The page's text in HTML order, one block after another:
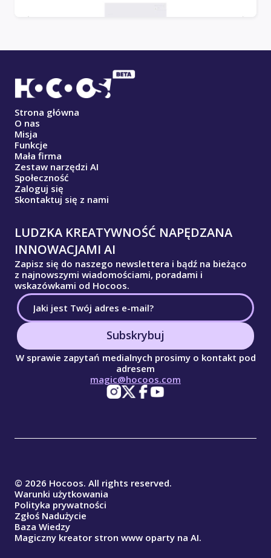
Strona główna
O nas
Misja
Funkcje
Mała firma
Zestaw narzędzi AI
Społeczność
Zaloguj się
Skontaktuj się z nami
LUDZKA KREATYWNOŚĆ NAPĘDZANA
INNOWACJAMI AI
Zapisz się do naszego newslettera i bądź na bieżąco
z najnowszymi wiadomościami, poradami i
wskazówkami od Hocoos.
Subskrybuj
W sprawie zapytań medialnych prosimy o kontakt pod
adresem
magic@hocoos.com
© 2026 Hocoos. All rights reserved.
Warunki użytkowania
Polityka prywatności
Zgłoś Nadużycie
Baza Wiedzy
Magiczny kreator stron www oparty na AI.